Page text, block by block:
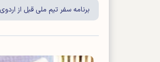
برنامه سفر تیم ملی قبل از